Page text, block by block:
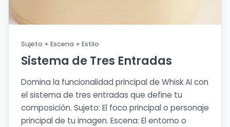
Sujeto + Escena + Estilo
Sistema de Tres Entradas
Domina la funcionalidad principal de Whisk AI con
el sistema de tres entradas que define tu
composición. Sujeto: El foco principal o personaje
principal de tu imagen. Escena: El entorno o